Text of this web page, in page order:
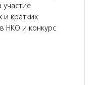
участие
кратких
НКО и конкурс